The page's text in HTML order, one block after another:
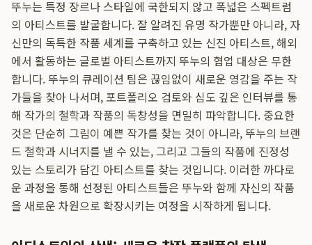
뚜누는 특정 장르나 스타일에 국한되지 않고 폭넓은 스펙트럼
의 아티스트를 발굴합니다. 잘 알려진 유명 작가뿐만 아니라, 자
신만의 독특한 작품 세계를 구축하고 있는 신진 아티스트, 해외
에서 활동하는 글로벌 아티스트까지 뚜누의 협업 대상은 무한
합니다. 뚜누의 큐레이션 팀은 끊임없이 새로운 영감을 주는 작
가들을 찾아 나서며, 포트폴리오 검토와 심도 깊은 인터뷰를 통
해 작가의 철학과 작품의 독창성을 면밀히 파악합니다. 중요한
것은 단순히 그림이 예쁜 작가를 찾는 것이 아니라, 뚜누의 브랜
드 철학과 시너지를 낼 수 있는, 그리고 그들의 작품에 진정성
있는 스토리가 담긴 아티스트를 찾는 것입니다. 이러한 까다로
운 과정을 통해 선정된 아티스트들은 뚜누와 함께 자신의 작품
을 새로운 차원으로 확장시키는 여정을 시작하게 됩니다.